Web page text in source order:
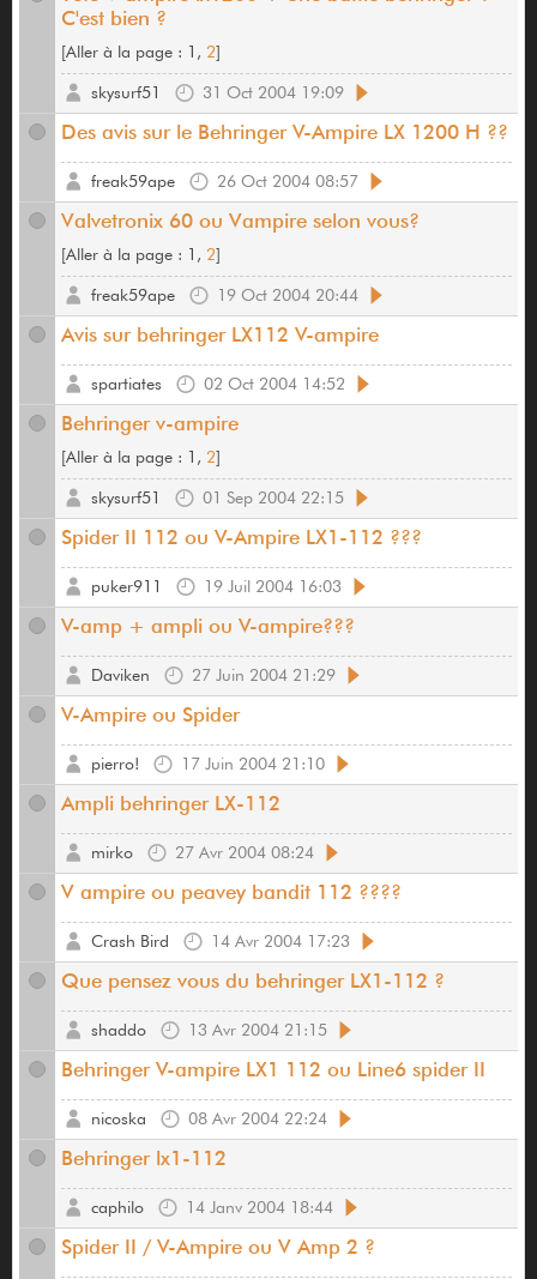
C'est bien ?
[Aller à la page : 1, 2]
31 Oct 2004 19:09
skysurf51
Des avis sur le Behringer V-Ampire LX 1200 H ??
26 Oct 2004 08:57
freak59ape
Valvetronix 60 ou Vampire selon vous?
[Aller à la page : 1, 2]
19 Oct 2004 20:44
freak59ape
Avis sur behringer LX112 V-ampire
02 Oct 2004 14:52
spartiates
Behringer v-ampire
[Aller à la page : 1, 2]
01 Sep 2004 22:15
skysurf51
Spider II 112 ou V-Ampire LX1-112 ???
19 Juil 2004 16:03
puker911
V-amp + ampli ou V-ampire???
27 Juin 2004 21:29
Daviken
V-Ampire ou Spider
17 Juin 2004 21:10
pierro!
Ampli behringer LX-112
27 Avr 2004 08:24
mirko
V ampire ou peavey bandit 112 ????
14 Avr 2004 17:23
Crash Bird
Que pensez vous du behringer LX1-112 ?
13 Avr 2004 21:15
shaddo
Behringer V-ampire LX1 112 ou Line6 spider II
08 Avr 2004 22:24
nicoska
Behringer lx1-112
14 Janv 2004 18:44
caphilo
Spider II / V-Ampire ou V Amp 2 ?